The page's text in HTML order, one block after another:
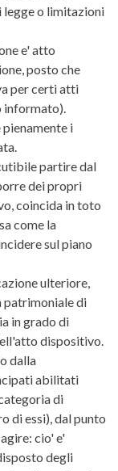
legge o limitazioni
e' atto
posto che
per certi atti
informato).
i
partire dal
dei propri
coincida in toto
come la
sul piano
ulteriore,
patrimoniale di
in grado di
dispositivo.
dalla
abilitati
di
di essi), dal punto
cio' e'
degli